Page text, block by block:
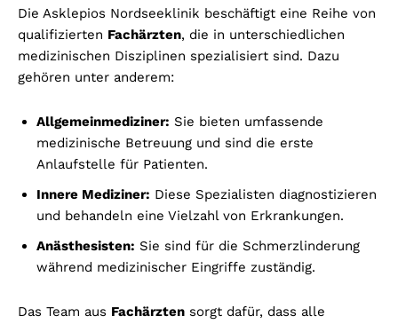
Die Asklepios Nordseeklinik beschäftigt eine Reihe von
qualifizierten Fachärzten, die in unterschiedlichen
medizinischen Disziplinen spezialisiert sind. Dazu
gehören unter anderem:
Allgemeinmediziner: Sie bieten umfassende
medizinische Betreuung und sind die erste
Anlaufstelle für Patienten.
Innere Mediziner: Diese Spezialisten diagnostizieren
und behandeln eine Vielzahl von Erkrankungen.
Anästhesisten: Sie sind für die Schmerzlinderung
während medizinischer Eingriffe zuständig.
Das Team aus Fachärzten sorgt dafür, dass alle